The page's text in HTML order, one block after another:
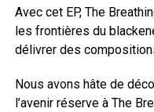
Avec cet EP, The
les frontières du
délivrer des
Nous avons hâte de
l’avenir réserve à The